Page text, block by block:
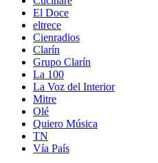
El Doce
eltrece
Cienradios
Clarín
Grupo Clarín
La 100
La Voz del Interior
Mitre
Olé
Quiero Música
TN
Vía País